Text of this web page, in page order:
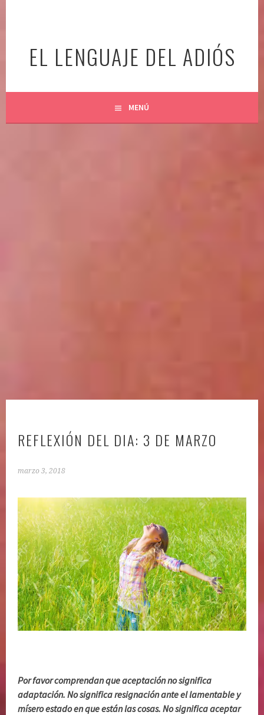
EL LENGUAJE DEL ADIÓS
MENÚ
REFLEXIÓN DEL DIA: 3 DE MARZO
marzo 3, 2018
Por favor comprendan que aceptación no significa
adaptación. No significa resignación ante el lamentable y
mísero estado en que están las cosas. No significa aceptar